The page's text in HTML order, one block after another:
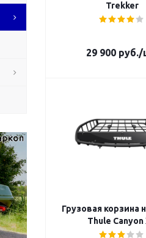
Trekker
29 900 руб./
Грузовая корзина
Thule Canyon